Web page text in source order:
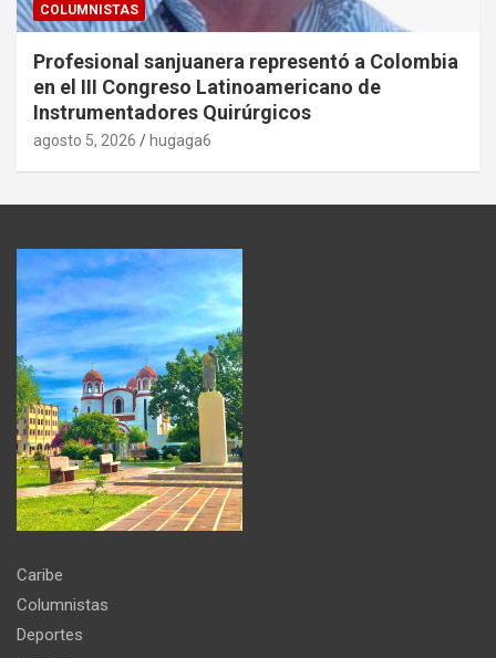
COLUMNISTAS
Profesional sanjuanera representó a Colombia
en el III Congreso Latinoamericano de
Instrumentadores Quirúrgicos
agosto 5, 2026 hugaga6
Caribe
Columnistas
Deportes